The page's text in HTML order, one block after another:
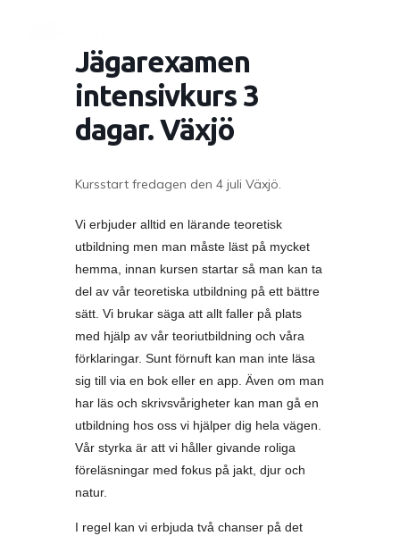
Jägarexamen
intensivkurs 3
dagar. Växjö
Kursstart fredagen den 4 juli Växjö.
Vi erbjuder alltid en lärande teoretisk
utbildning men man måste läst på mycket
hemma, innan kursen startar så man kan ta
del av vår teoretiska utbildning på ett bättre
sätt. Vi brukar säga att allt faller på plats
med hjälp av vår teoriutbildning och våra
förklaringar. Sunt förnuft kan man inte läsa
sig till via en bok eller en app. Även om man
har läs och skrivsvårigheter kan man gå en
utbildning hos oss vi hjälper dig hela vägen.
Vår styrka är att vi håller givande roliga
föreläsningar med fokus på jakt, djur och
natur.
I regel kan vi erbjuda två chanser på det